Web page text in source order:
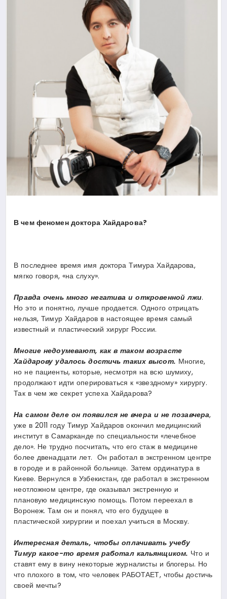
В чем феномен доктора Хайдарова?
В последнее время имя доктора Тимура Хайдарова,
мягко говоря, «на слуху».
Правда очень много негатива и откровенной лжи.
Но это и понятно, лучше продается. Одного отрицать
нельзя, Тимур Хайдаров в настоящее время самый
известный и пластический хирург России.
Многие недоумевают, как в таком возрасте
Хайдарову удалось достичь таких высот. Многие,
но не пациенты, которые, несмотря на всю шумиху,
продолжают идти оперироваться к «звездному» хирургу.
Так в чем же секрет успеха Хайдарова?
На самом деле он появился не вчера и не позавчера,
уже в 2011 году Тимур Хайдаров окончил медицинский
институт в Самарканде по специальности «лечебное
дело». Не трудно посчитать, что его стаж в медицине
более двенадцати лет. Он работал в экстренном центре
в городе и в районной больнице. Затем ординатура в
Киеве. Вернулся в Узбекистан, где работал в экстренном
неотложном центре, где оказывал экстренную и
плановую медицинскую помощь. Потом переехал в
Воронеж. Там он и понял, что его будущее в
пластической хирургии и поехал учиться в Москву.
Интересная деталь, чтобы оплачивать учебу
Тимур какое-то время работал кальянщиком. Что и
ставят ему в вину некоторые журналисты и блогеры. Но
что плохого в том, что человек РАБОТАЕТ, чтобы достичь
своей мечты?